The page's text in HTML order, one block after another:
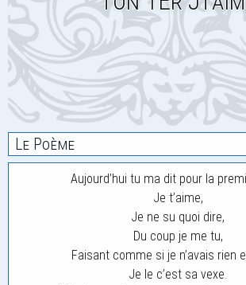
Le Poème
Aujourd’hui tu ma dit pour la
Je t’aime,
Je ne su quoi dire,
Du coup je me tu,
Faisant comme si je n’avais rien
Je le c’est sa vexe.